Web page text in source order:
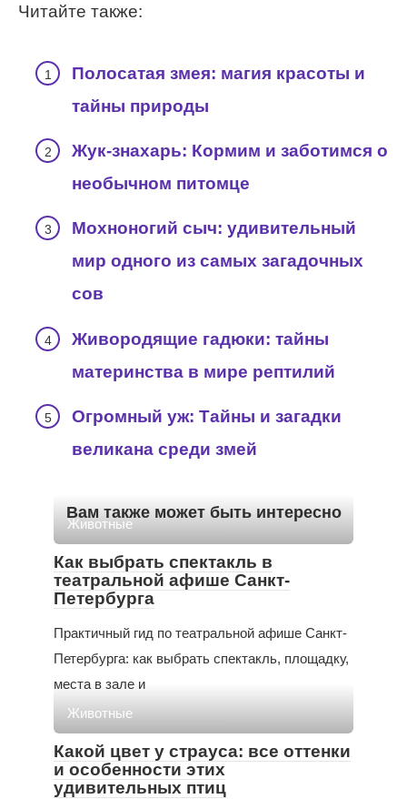
Читайте также:
Полосатая змея: магия красоты и
тайны природы
Жук-знахарь: Кормим и заботимся о
необычном питомце
Мохноногий сыч: удивительный
мир одного из самых загадочных
сов
Живородящие гадюки: тайны
материнства в мире рептилий
Огромный уж: Тайны и загадки
великана среди змей
Вам также может быть интересно
Животные
Как выбрать спектакль в
театральной афише Санкт-
Петербурга
Практичный гид по театральной афише Санкт-
Петербурга: как выбрать спектакль, площадку,
места в зале и
Животные
Какой цвет у страуса: все оттенки
и особенности этих
удивительных птиц